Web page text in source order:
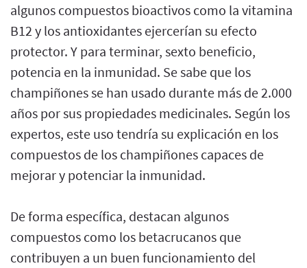
algunos compuestos bioactivos como la vitamina
B12 y los antioxidantes ejercerían su efecto
protector. Y para terminar, sexto beneficio,
potencia en la inmunidad. Se sabe que los
champiñones se han usado durante más de 2.000
años por sus propiedades medicinales. Según los
expertos, este uso tendría su explicación en los
compuestos de los champiñones capaces de
mejorar y potenciar la inmunidad.
De forma específica, destacan algunos
compuestos como los betacrucanos que
contribuyen a un buen funcionamiento del